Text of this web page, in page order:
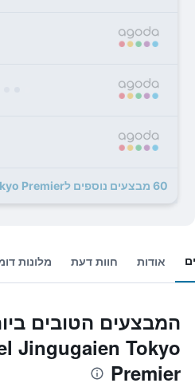
אודות חוות דעת מלונות
Jingugaien Tokyo
Premier